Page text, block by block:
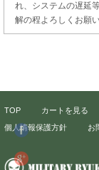
れ、システムの遅延
解の程よろしくお願
TOP カートを見る
個人情報保護方針
お